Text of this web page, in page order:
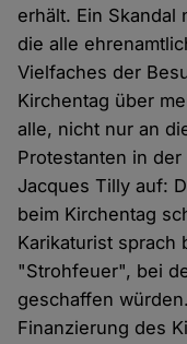
erhält. Ein
die alle
Vielfaches der
Kirchentag über
alle, nicht nur an
Protestanten in
Jacques Tilly auf:
beim Kirchentag
Karikaturist sprach
"Strohfeuer", bei
geschaffen
Finanzierung des